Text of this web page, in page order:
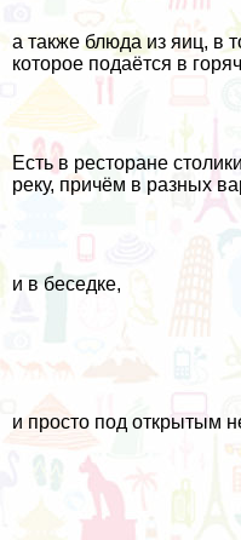
а также блюда из яиц, в
которое подаётся в
Есть в ресторане
реку, причём в разных
и в беседке,
и просто под открытым